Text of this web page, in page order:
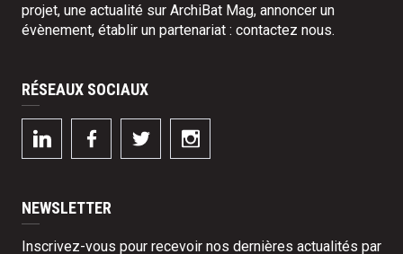
projet, une actualité sur ArchiBat Mag, annoncer un
évènement, établir un partenariat : contactez nous.
RÉSEAUX SOCIAUX
NEWSLETTER
Inscrivez-vous pour recevoir nos dernières actualités par